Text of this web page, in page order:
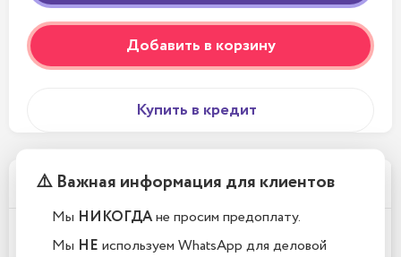
Добавить в корзину
Купить в кредит
Почему у вас такие низкие цены?
⚠️ Важная информация для клиентов
Мы НИКОГДАне просим предоплату.
Мы НЕ используем WhatsApp для деловой